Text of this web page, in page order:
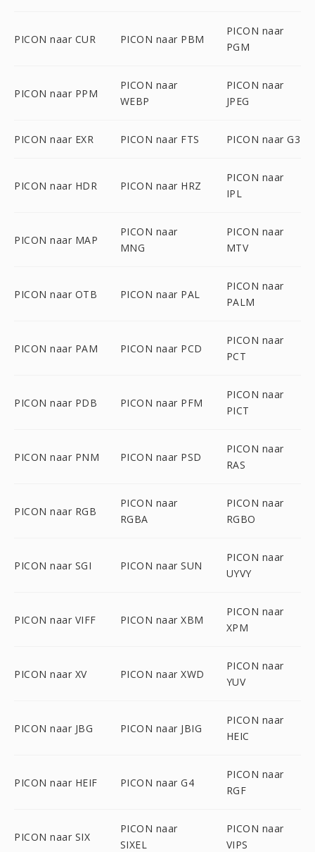
PICON naar CUR PICON naar PBM
PICON naar
PGM
PICON naar PPM
PICON naar
WEBP
PICON naar
JPEG
PICON naar EXR PICON naar FTS PICON naar G3
PICON naar HDR PICON naar HRZ
PICON naar
IPL
PICON naar MAP
PICON naar
MNG
PICON naar
MTV
PICON naar OTB PICON naar PAL
PICON naar
PALM
PICON naar PAM PICON naar PCD
PICON naar
PCT
PICON naar PDB PICON naar PFM
PICON naar
PICT
PICON naar PNM PICON naar PSD
PICON naar
RAS
PICON naar RGB
PICON naar
RGBA
PICON naar
RGBO
PICON naar SGI PICON naar SUN
PICON naar
UYVY
PICON naar VIFF PICON naar XBM
PICON naar
XPM
PICON naar XV PICON naar XWD
PICON naar
YUV
PICON naar JBG PICON naar JBIG
PICON naar
HEIC
PICON naar HEIF PICON naar G4
PICON naar
RGF
PICON naar SIX
PICON naar
SIXEL
PICON naar
VIPS